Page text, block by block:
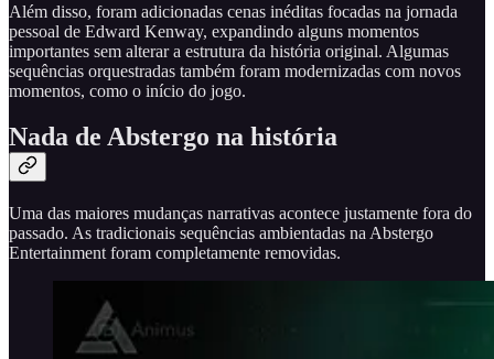
Além disso, foram adicionadas cenas inéditas focadas na jornada
pessoal de Edward Kenway, expandindo alguns momentos
importantes sem alterar a estrutura da história original. Algumas
sequências orquestradas também foram modernizadas com novos
momentos, como o início do jogo.
Nada de Abstergo na história
Uma das maiores mudanças narrativas acontece justamente fora do
passado. As tradicionais sequências ambientadas na Abstergo
Entertainment foram completamente removidas.